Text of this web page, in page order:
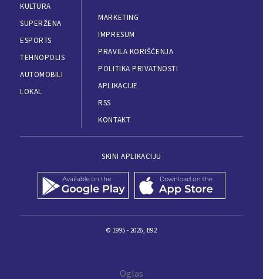
KULTURA
SUPERŽENA
ESPORTS
TEHNOPOLIS
AUTOMOBILI
LOKAL
MARKETING
IMPRESUM
PRAVILA KORIŠĆENJA
POLITIKA PRIVATNOSTI
APLIKACIJE
RSS
KONTAKT
SKINI APLIKACIJU
© 1995 - 2026, B92